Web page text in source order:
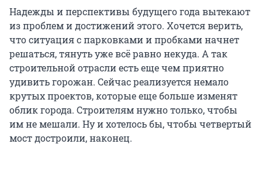
Надежды и перспективы будущего года вытекают
из проблем и достижений этого. Хочется верить,
что ситуация с парковками и пробками начнет
решаться, тянуть уже всё равно некуда. А так
строительной отрасли есть еще чем приятно
удивить горожан. Сейчас реализуется немало
крутых проектов, которые еще больше изменят
облик города. Строителям нужно только, чтобы
им не мешали. Ну и хотелось бы, чтобы четвертый
мост достроили, наконец.